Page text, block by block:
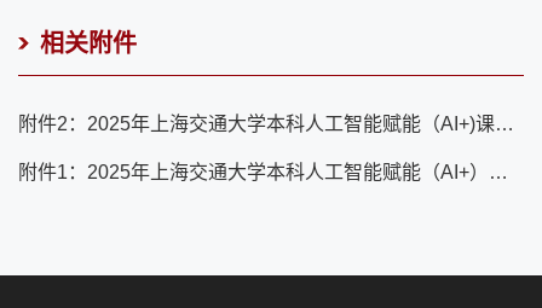
相关附件
附件2：2025年上海交通大学本科人工智能赋能（AI+)课程立项建设申报推荐汇总表.xlsx
附件1：2025年上海交通大学本科人工智能赋能（AI+）课程建设申报书.docx